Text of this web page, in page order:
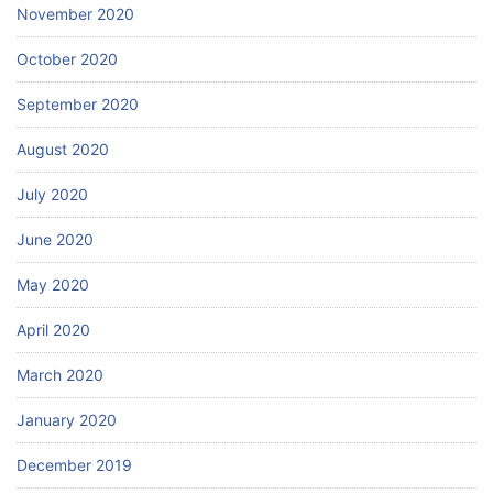
November 2020
October 2020
September 2020
August 2020
July 2020
June 2020
May 2020
April 2020
March 2020
January 2020
December 2019